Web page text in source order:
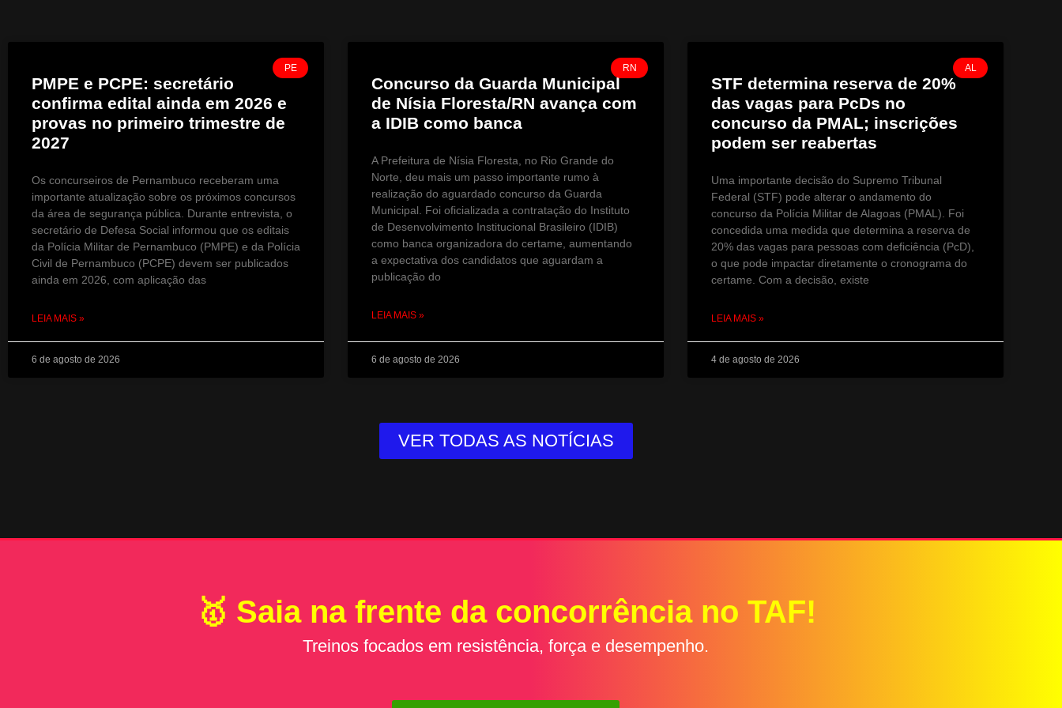
PE
PMPE e PCPE: secretário
confirma edital ainda em 2026 e
provas no primeiro trimestre de
2027
Os concurseiros de Pernambuco receberam uma
importante atualização sobre os próximos concursos
da área de segurança pública. Durante entrevista, o
secretário de Defesa Social informou que os editais
da Polícia Militar de Pernambuco (PMPE) e da Polícia
Civil de Pernambuco (PCPE) devem ser publicados
ainda em 2026, com aplicação das
LEIA MAIS »
6 de agosto de 2026
RN
Concurso da Guarda Municipal
de Nísia Floresta/RN avança com
a IDIB como banca
A Prefeitura de Nísia Floresta, no Rio Grande do
Norte, deu mais um passo importante rumo à
realização do aguardado concurso da Guarda
Municipal. Foi oficializada a contratação do Instituto
de Desenvolvimento Institucional Brasileiro (IDIB)
como banca organizadora do certame, aumentando
a expectativa dos candidatos que aguardam a
publicação do
LEIA MAIS »
6 de agosto de 2026
AL
STF determina reserva de 20%
das vagas para PcDs no
concurso da PMAL; inscrições
podem ser reabertas
Uma importante decisão do Supremo Tribunal
Federal (STF) pode alterar o andamento do
concurso da Polícia Militar de Alagoas (PMAL). Foi
concedida uma medida que determina a reserva de
20% das vagas para pessoas com deficiência (PcD),
o que pode impactar diretamente o cronograma do
certame. Com a decisão, existe
LEIA MAIS »
4 de agosto de 2026
VER TODAS AS NOTÍCIAS
🥇 Saia na frente da concorrência no TAF!
Treinos focados em resistência, força e desempenho.